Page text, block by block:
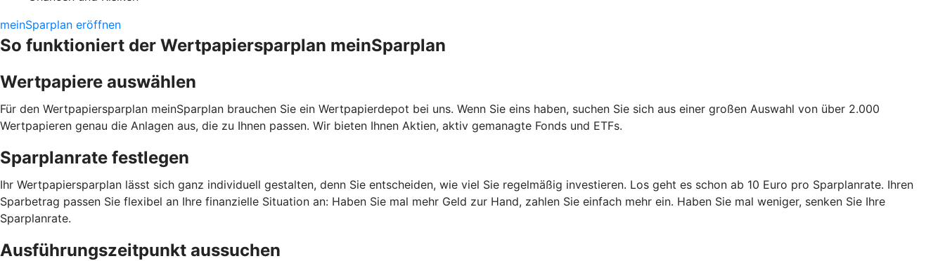
meinSparplan eröffnen
So funktioniert der Wertpapiersparplan meinSparplan
Wertpapiere auswählen
Für den Wertpapiersparplan meinSparplan brauchen Sie ein Wertpapierdepot bei uns. Wenn Sie eins haben, suchen Sie sich aus einer großen Auswahl von über 2.000
Wertpapieren genau die Anlagen aus, die zu Ihnen passen. Wir bieten Ihnen Aktien, aktiv gemanagte Fonds und ETFs.
Sparplanrate festlegen
Ihr Wertpapiersparplan lässt sich ganz individuell gestalten, denn Sie entscheiden, wie viel Sie regelmäßig investieren. Los geht es schon ab 10 Euro pro Sparplanrate. Ihren
Sparbetrag passen Sie flexibel an Ihre finanzielle Situation an: Haben Sie mal mehr Geld zur Hand, zahlen Sie einfach mehr ein. Haben Sie mal weniger, senken Sie Ihre
Sparplanrate.
Ausführungszeitpunkt aussuchen